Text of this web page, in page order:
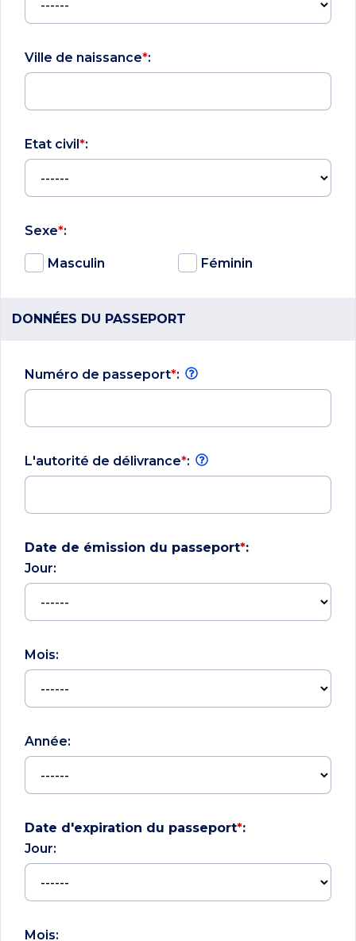
Ville de naissance*:
Etat civil*:
Sexe*:
Masculin Féminin
DONNÉES DU PASSEPORT
Numéro de passeport*:
L'autorité de délivrance*:
Date de émission du passeport*:
Jour:
Mois:
Année:
Date d'expiration du passeport*:
Jour:
Mois: